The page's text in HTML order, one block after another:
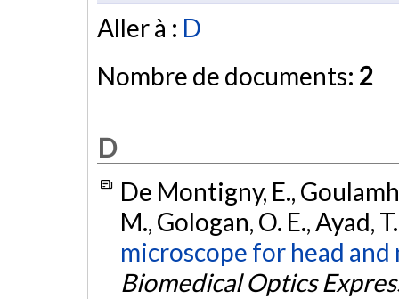
Aller à : D
Nombre de documents: 2
D
De Montigny, E.,
M., Gologan, O. E., Ayad,
microscope for head
Biomedical Optics